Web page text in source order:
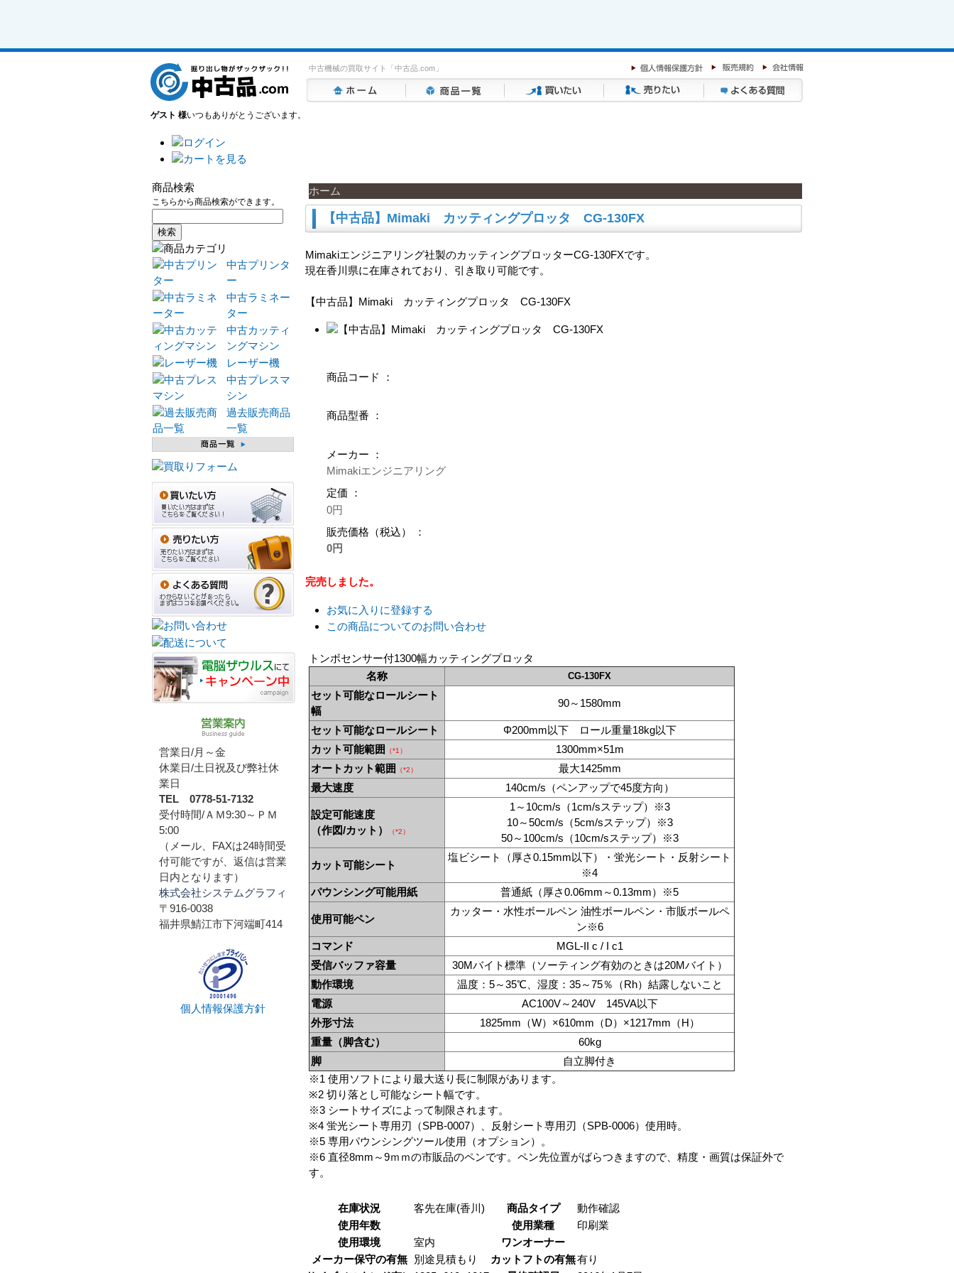
中古機械の買取サイト「中古品.com」
ゲスト 様いつもありがとうございます。
ホーム
【中古品】Mimaki カッティングプロッタ CG-130FX
Mimakiエンジニアリング社製のカッティングプロッターCG-130FXです。
現在香川県に在庫されており、引き取り可能です。
【中古品】Mimaki カッティングプロッタ CG-130FX
商品コード ：
商品型番 ：
メーカー ：
Mimakiエンジニアリング
定価 ：
0円
販売価格（税込） ：
0円
完売しました。
お気に入りに登録する
この商品についてのお問い合わせ
トンボセンサー付1300幅カッティングプロッタ
名称
CG-130FX
セット可能なロールシート
幅
90～1580mm
セット可能なロールシート
Φ200mm以下 ロール重量18kg以下
カット可能範囲
（*1）
1300mm×51m
オートカット範囲
（*2）
最大1425mm
最大速度
140cm/s（ペンアップで45度方向）
設定可能速度
（作図/カット）
（*2）
1～10cm/s（1cm/sステップ）※3
10～50cm/s（5cm/sステップ）※3
50～100cm/s（10cm/sステップ）※3
カット可能シート
塩ビシート（厚さ0.15mm以下）・蛍光シート・反射シート
※4
パウンシング可能用紙
普通紙（厚さ0.06mm～0.13mm）※5
使用可能ペン
カッター・水性ボールペン 油性ボールペン・市販ボールペ
ン※6
コマンド
MGL-II c / I c1
受信バッファ容量
30Mバイト標準（ソーティング有効のときは20Mバイト）
動作環境
温度：5～35℃、湿度：35～75％（Rh）結露しないこと
電源
AC100V～240V 145VA以下
外形寸法
1825mm（W）×610mm（D）×1217mm（H）
重量（脚含む）
60kg
脚
自立脚付き
※1 使用ソフトにより最大送り長に制限があります。
※2 切り落とし可能なシート幅です。
※3 シートサイズによって制限されます。
※4 蛍光シート専用刃（SPB-0007）、反射シート専用刃（SPB-0006）使用時。
※5 専用パウンシングツール使用（オプション）。
※6 直径8mm～9ｍｍの市販品のペンです。ペン先位置がばらつきますので、精度・画質は保証外で
す。
在庫状況 客先在庫(香川) 商品タイプ
動作確認
使用年数
使用業種
印刷業
使用環境
室内
ワンオーナー
メーカー保守の有無
別途見積もり カットフトの有無有り
商品検索
こちらから商品検索ができます。
中古プリンタ
ー
中古ラミネー
ター
中古カッティ
ングマシン
レーザー機
中古プレスマ
シン
過去販売商品
一覧
営業日/月～金
休業日/土日祝及び弊社休
業日
TEL 0778-51-7132
受付時間/ＡＭ9:30～ＰＭ
5:00
（メール、FAXは24時間受
付可能ですが、返信は営業
日内となります）
株式会社システムグラフィ
〒916-0038
福井県鯖江市下河端町414
個人情報保護方針